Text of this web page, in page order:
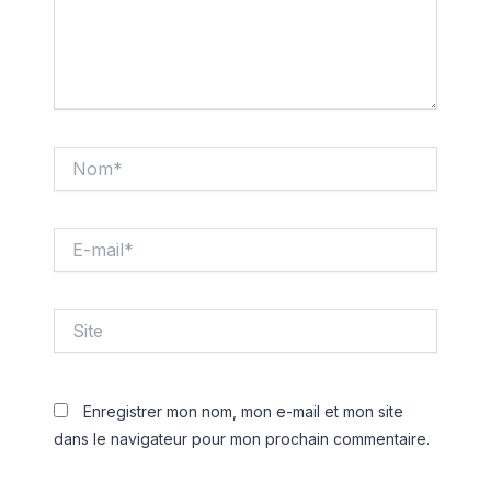
mail*
Enregistrer mon nom, mon e-mail et mon site
dans le navigateur pour mon prochain commentaire.